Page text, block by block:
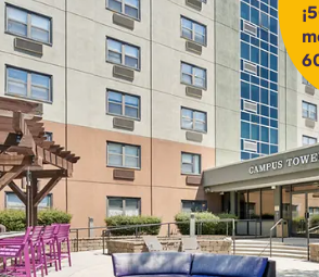
alojamiento para
pionera Yugocon VCARB
y momentos inolvidables para